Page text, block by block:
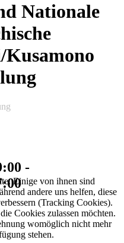
Nationale
Kusamono
-
Einige von ihnen sind
andere uns helfen, diese
(Tracking Cookies).
Cookies zulassen möchten.
womöglich nicht mehr
stehen.